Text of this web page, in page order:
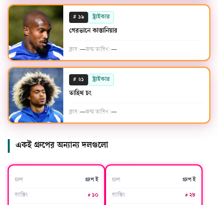
# ১৯ স্ট্রাইকার
গেরভানে কাস্তানিয়ার
ক্লাব:—জন্ম তারিখ:—
# ২১ স্ট্রাইকার
তাহিথ চং
ক্লাব:—জন্ম তারিখ:—
একই গ্রুপের অন্যান্য দলগুলো
গ্রুপ গ্রুপ ই
র‍্যাঙ্কিং # ১০
গ্রুপ গ্রুপ ই
র‍্যাঙ্কিং # ২৮